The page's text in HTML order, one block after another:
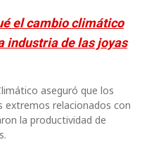
el cambio climático
industria de las joyas
aseguró que los
relacionados con
la productividad de